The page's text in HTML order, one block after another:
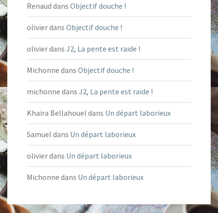
Renaud dans Objectif douche !
olivierdans Objectif douche !
olivierdans J2, La pente est raide !
Michonne dans Objectif douche !
michonne dans J2, La pente est raide !
Khaira Bellahouel dans Un départ laborieux
Samuel dans Un départ laborieux
olivierdans Un départ laborieux
Michonne dans Un départ laborieux